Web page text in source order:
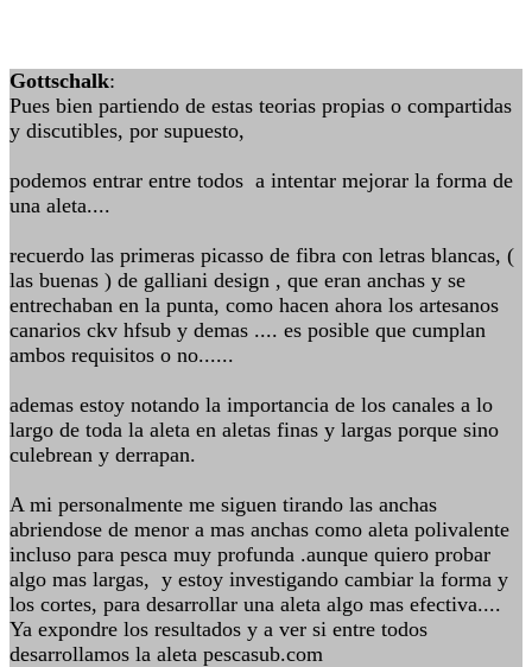
Gottschalk:
Pues bien partiendo de estas teorias propias o compartidas
y discutibles, por supuesto,
podemos entrar entre todos a intentar mejorar la forma de
una aleta....
recuerdo las primeras picasso de fibra con letras blancas, (
las buenas ) de galliani design , que eran anchas y se
entrechaban en la punta, como hacen ahora los artesanos
canarios ckv hfsub y demas .... es posible que cumplan
ambos requisitos o no......
ademas estoy notando la importancia de los canales a lo
largo de toda la aleta en aletas finas y largas porque sino
culebrean y derrapan.
A mi personalmente me siguen tirando las anchas
abriendose de menor a mas anchas como aleta polivalente
incluso para pesca muy profunda .aunque quiero probar
algo mas largas, y estoy investigando cambiar la forma y
los cortes, para desarrollar una aleta algo mas efectiva....
Ya expondre los resultados y a ver si entre todos
desarrollamos la aleta pescasub.com